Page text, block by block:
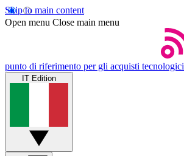
Skip to main content
Open menu Close main menu
punto di riferimento per gli acquisti tecnologici
IT Edition